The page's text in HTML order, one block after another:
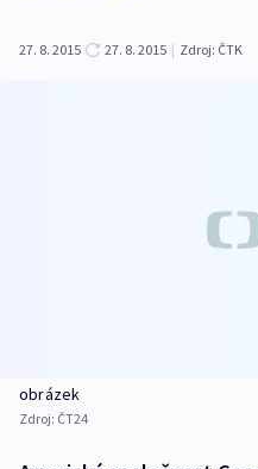
27. 8. 2015 27. 8. 2015 | Zdroj: ČTK
obrázek
Zdroj: ČT24